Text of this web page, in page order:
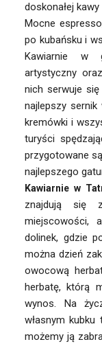
doskonałej
Mocne
po kubańsku i
Kawiarnie w
artystyczny
nich serwuje
najlepszy sernik
kremówki i
turyści
przygotowane
najlepszego
Kawiarnie w
znajdują się
miejscowości,
dolinek, gdzie
można dzień
owocową
herbatę, którą
wynos. Na
własnym
możemy ją